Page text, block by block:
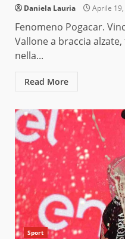
Daniela Lauria Aprile
Fenomeno Pogacar.
Vallone a braccia
nella...
Read More
Sport